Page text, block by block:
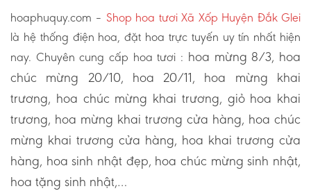
hoaphuquy.com – Shop hoa tươi Xã Xốp Huyện Đắk Glei
là hệ thống điện hoa, đặt hoa trực tuyến uy tín nhất hiện
nay. Chuyên cung cấp hoa tươi : hoa mừng 8/3, hoa
chúc mừng 20/10, hoa 20/11, hoa mừng khai
trương, hoa chúc mừng khai trương, giỏ hoa khai
trương, hoa mừng khai trương cửa hàng, hoa chúc
mừng khai trương cửa hàng, hoa khai trương cửa
hàng, hoa sinh nhật đẹp, hoa chúc mừng sinh nhật,
hoa tặng sinh nhật,…